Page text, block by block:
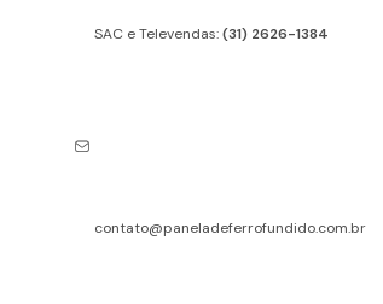
SAC e Televendas:(31) 2626-1384
contato@paneladeferrofundido.com.br